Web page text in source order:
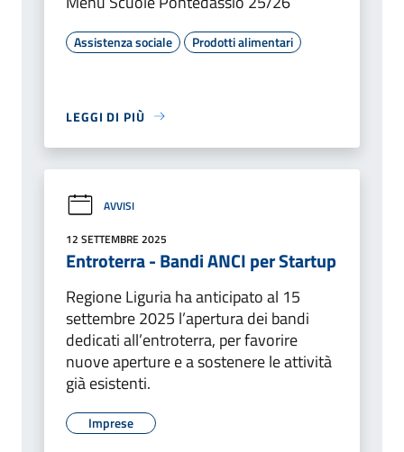
Assistenza sociale Prodotti alimentari
LEGGI DI PIÙ
AVVISI
12 SETTEMBRE 2025
Entroterra - Bandi ANCI per Startup
Regione Liguria ha anticipato al 15
settembre 2025 l’apertura dei bandi
dedicati all’entroterra, per favorire
nuove aperture e a sostenere le attività
già esistenti.
Imprese